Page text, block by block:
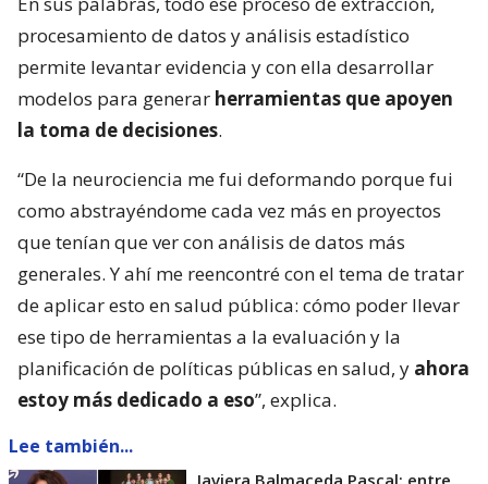
procesamiento de datos y análisis estadístico
permite levantar evidencia y con ella desarrollar
modelos para generar herramientas que apoyen
la toma de decisiones.
“De la neurociencia me fui deformando porque fui
como abstrayéndome cada vez más en proyectos
que tenían que ver con análisis de datos más
generales. Y ahí me reencontré con el tema de tratar
de aplicar esto en salud pública: cómo poder llevar
ese tipo de herramientas a la evaluación y la
planificación de políticas públicas en salud, y ahora
estoy más dedicado a eso”, explica.
Lee también...